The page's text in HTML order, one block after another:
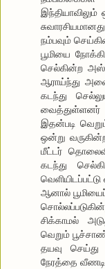
இந்தியாவிலும்
நம்பவும்
பூமியை
செல்கின்ற
ஆராய்ந்து
கடந்து
வைத்துள்ளனர்
இதன்படி
ஒன்று
மீட்டர்
கடந்து
வெளியிடப்பட்டு
ஆனால்
சிக்காமல்
வெறும்
தயவு செய்து
நேரத்தை